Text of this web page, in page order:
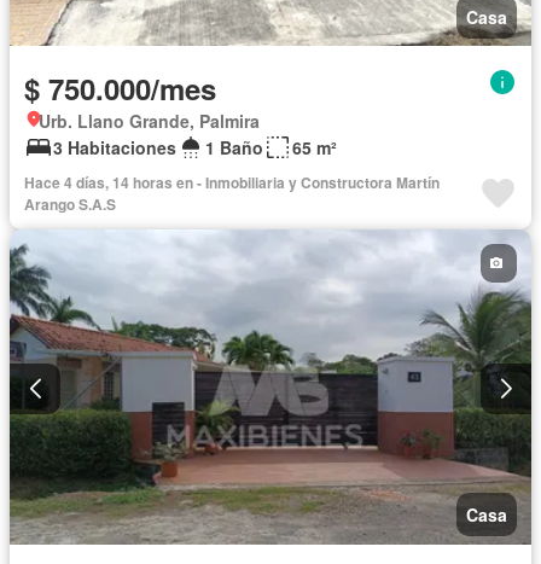
Casa
$ 750.000/mes
Urb. Llano Grande, Palmira
3 Habitaciones
1 Baño 65 m²
Hace 4 días, 14 horas en - Inmobiliaria y Constructora Martín
Arango S.A.S
Casa